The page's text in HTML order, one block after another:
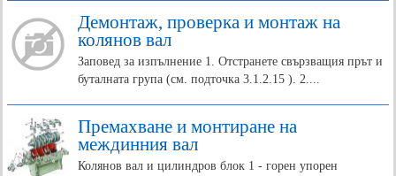
Демонтаж, проверка и монтаж на
колянов вал
Заповед за изпълнение 1. Отстранете свързващия прът и
буталната група (см. подточка 3.1.2.15 ). 2....
Премахване и монтиране на
междинния вал
Колянов вал и цилиндров блок 1 - горен упорен